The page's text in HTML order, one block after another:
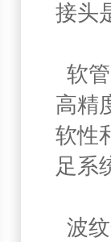
接头
软
高精
软性
足系
波